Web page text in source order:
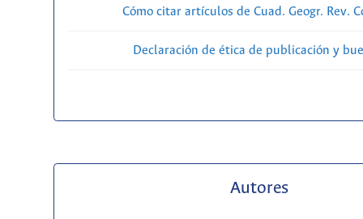
Cómo citar artículos de Cuad. Geogr. Rev.
Declaración de ética de publicación y
Autores